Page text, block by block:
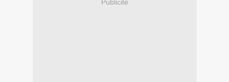
Publicité